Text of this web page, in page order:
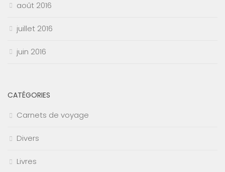
août 2016
juillet 2016
juin 2016
CATÉGORIES
Carnets de voyage
Divers
Livres